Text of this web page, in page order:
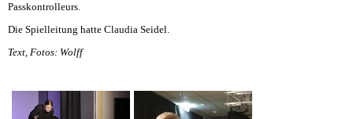
Passkontrolleurs.
Die Spielleitung hatte Claudia Seidel.
Text, Fotos: Wolff